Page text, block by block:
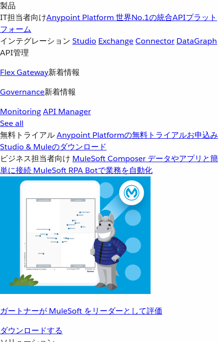
製品
IT担当者向けAnypoint Platform 世界No.1の統合APIプラット
フォーム
インテグレーション Studio ExchangeConnector DataGraph
API管理
Flex Gateway新着情報
Governance新着情報
MonitoringAPI Manager
See all
無料トライアルAnypoint Platformの無料トライアルお申込み
Studio & Muleのダウンロード
ビジネス担当者向け MuleSoft Composer データやアプリと簡
単に接続 MuleSoft RPA Botで業務を自動化
ガートナーが MuleSoft をリーダーとして評価
ダウンロードする